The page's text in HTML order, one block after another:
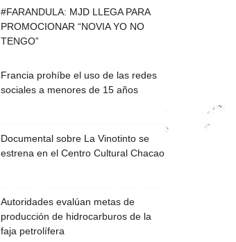
#FARANDULA: MJD LLEGA PARA
PROMOCIONAR “NOVIA YO NO
TENGO”
Francia prohíbe el uso de las redes
sociales a menores de 15 años
Documental sobre La Vinotinto se
estrena en el Centro Cultural Chacao
Autoridades evalúan metas de
producción de hidrocarburos de la
faja petrolífera